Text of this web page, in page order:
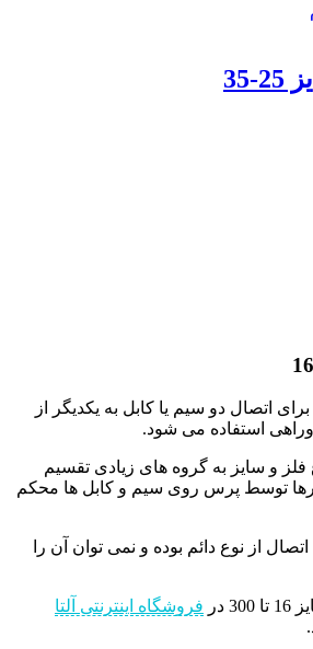
آلومینیوم سایز 16 ، برای اتصال دو سیم یا کابل به یکدیگر از
استفاده می شود.
و سایز به گروه‌ های زیادی تقسیم
توسط پرس روی سیم و کابل ها محکم
از نوع دائم بوده و نمی توان آن را
فروشگاه اینترنتی آلتا